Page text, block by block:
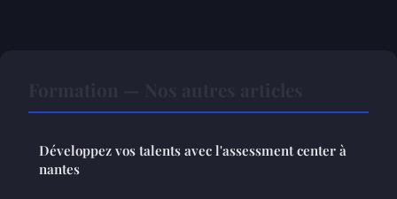
Développez vos talents avec l'assessment center à
nantes